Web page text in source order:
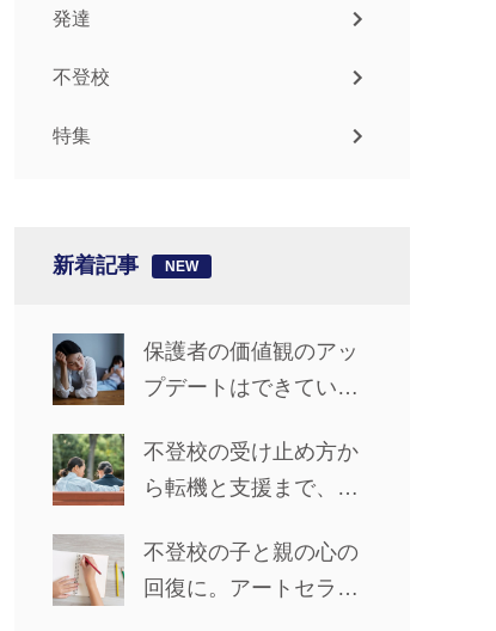
発達
不登校
特集
新着記事
保護者の価値観のアッ
プデートはできてい
登校ライフ」カウンセ
リングルーム #14】
不登校の受け止め方か
ら転機と支援まで、親
輩保護者に聞くリアル
な歩み_前編】
不登校の子と親の心の
回復に。アートセラピ